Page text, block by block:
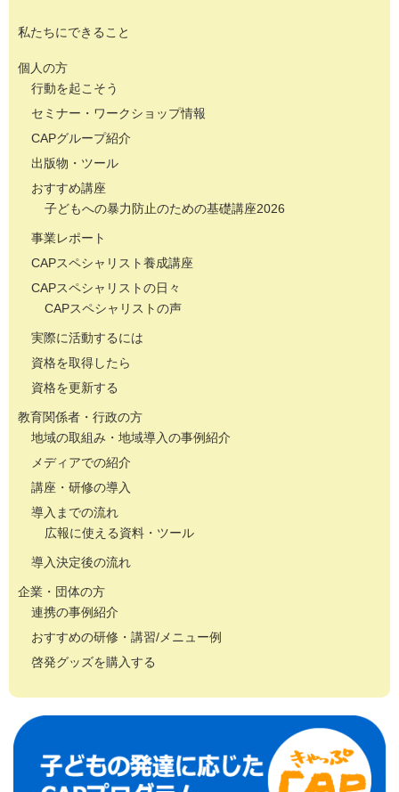
私たちにできること
個人の方
行動を起こそう
セミナー・ワークショップ情報
CAPグループ紹介
出版物・ツール
おすすめ講座
子どもへの暴力防止のための基礎講座2026
事業レポート
CAPスペシャリスト養成講座
CAPスペシャリストの日々
CAPスペシャリストの声
実際に活動するには
資格を取得したら
資格を更新する
教育関係者・行政の方
地域の取組み・地域導入の事例紹介
メディアでの紹介
講座・研修の導入
導入までの流れ
広報に使える資料・ツール
導入決定後の流れ
企業・団体の方
連携の事例紹介
おすすめの研修・講習/メニュー例
啓発グッズを購入する